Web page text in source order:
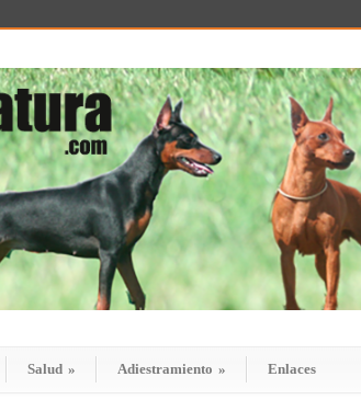
Salud » Adiestramiento » Enlaces